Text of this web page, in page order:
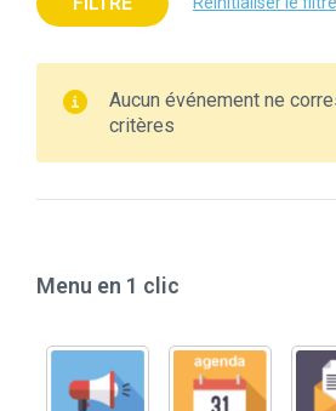
Aucun événement ne
critères
Menu en 1 clic